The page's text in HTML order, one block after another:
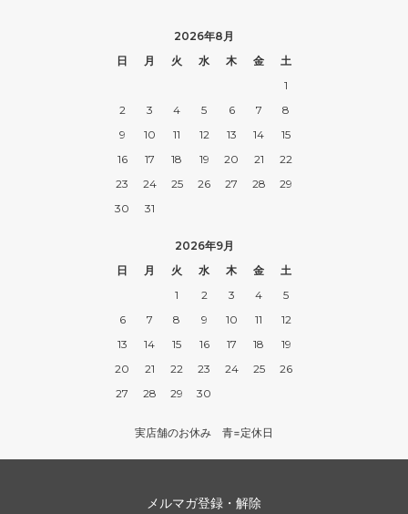
2026年8月
日
月 火 水 木 金
土
1
2
3 4 5 6 7
8
9
10 11 12 13 14
15
16
17 18 19 20 21
22
23
24 25 26 27 28
29
30
31
2026年9月
日
月 火 水 木 金
土
1
2 3 4
5
6
7 8 9 10 11
12
13
14 15 16 17 18
19
20
21 22 23 24 25
26
27
28 29 30
実店舗のお休み 青=定休日
メルマガ登録・解除